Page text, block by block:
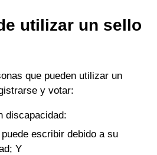
utilizar un sello
que pueden utilizar un
y votar:
discapacidad:
escribir debido a su
Y